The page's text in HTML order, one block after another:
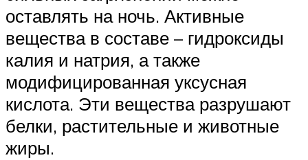
оставлять на ночь. Активные
вещества в составе – гидроксиды
калия и натрия, а также
модифицированная уксусная
кислота. Эти вещества разрушают
белки, растительные и животные
жиры.